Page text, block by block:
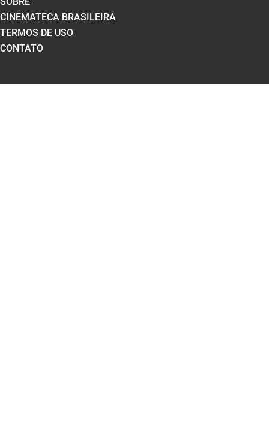
CINEMATECA BRASILEIRA
TERMOS DE USO
CONTATO